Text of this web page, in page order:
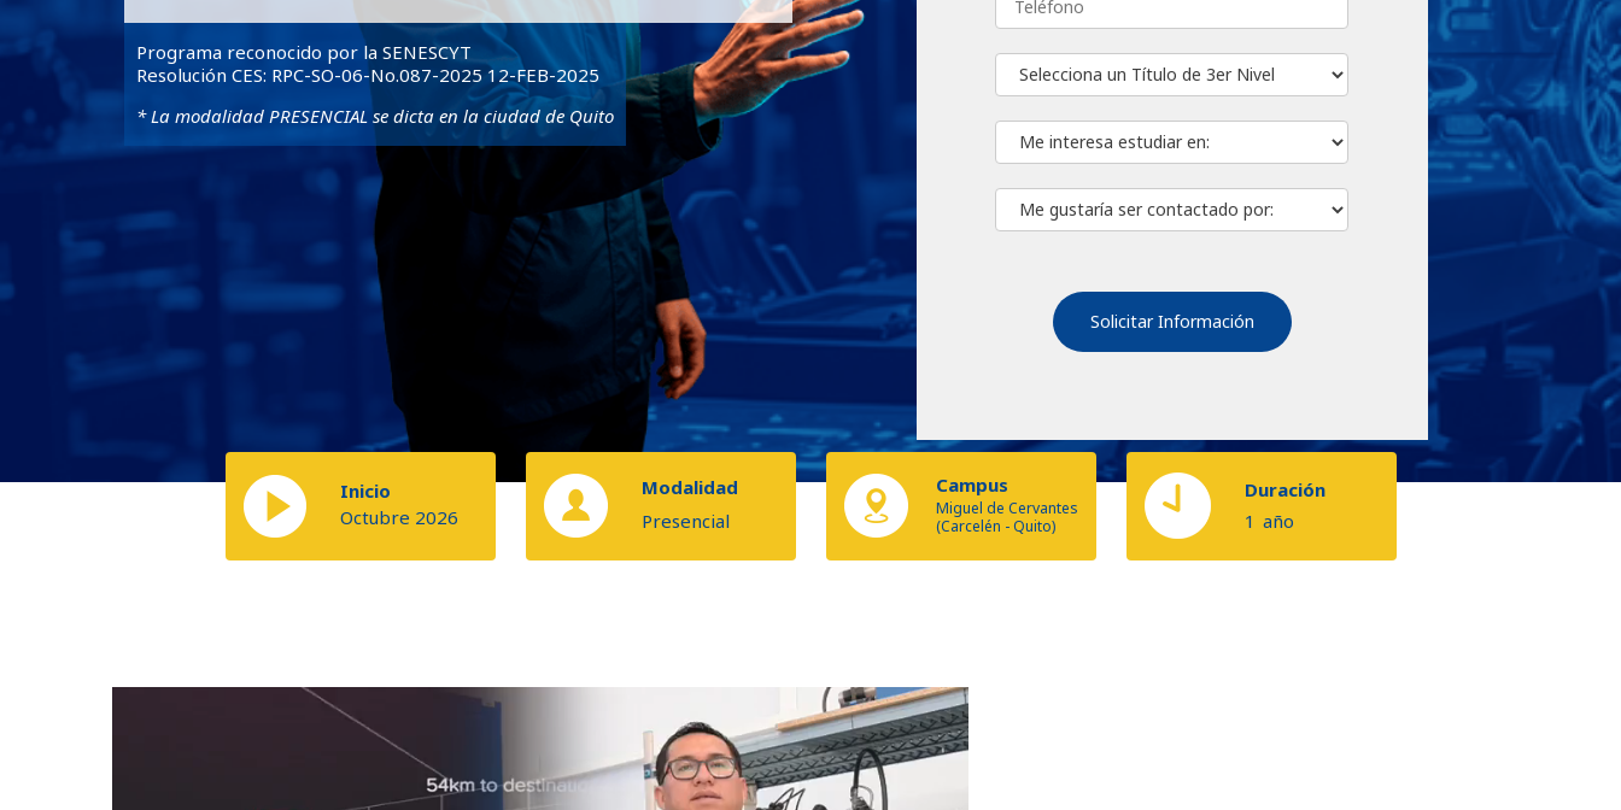
Programa reconocido por la SENESCYT
Resolución CES: RPC-SO-06-No.087-2025 12-FEB-2025
* La modalidad PRESENCIAL se dicta en la ciudad de Quito
Inicio
Octubre 2026
Modalidad
Presencial
Campus
Miguel de Cervantes
(Carcelén - Quito)
Duración
1 año